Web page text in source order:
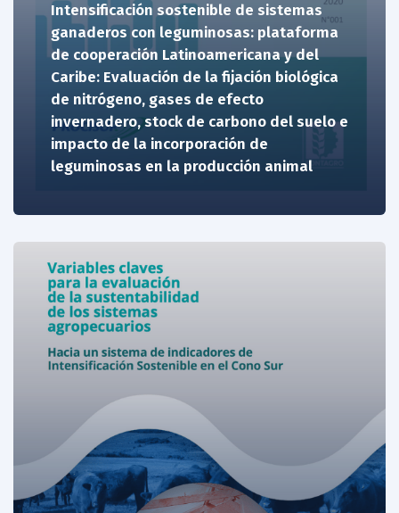
Intensificación sostenible de sistemas
ganaderos con leguminosas: plataforma
de cooperación Latinoamericana y del
Caribe: Evaluación de la fijación biológica
de nitrógeno, gases de efecto
invernadero, stock de carbono del suelo e
impacto de la incorporación de
leguminosas en la producción animal